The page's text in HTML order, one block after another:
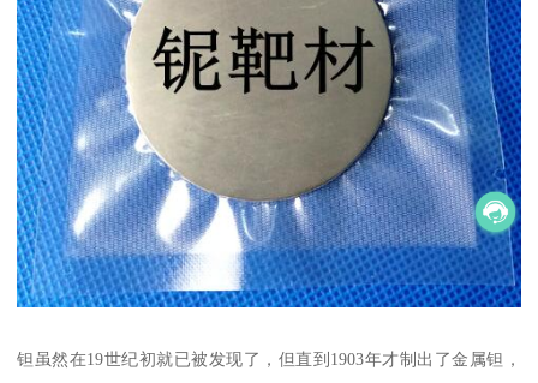
钽虽然在19世纪初就已被发现了，但直到1903年才制出了金属钽，